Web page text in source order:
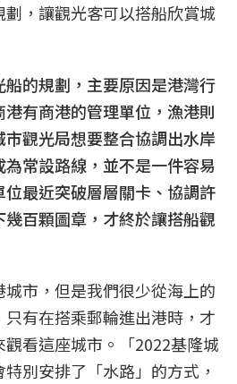
，讓觀光客可以搭船欣賞城
的規劃，主要原因是港灣行
有商港的管理單位，漁港則
觀光局想要整合協調出水岸
常設路線，並不是一件容易
最近突破層層關卡、協調許
百顆圖章，才終於讓搭船觀
市，但是我們很少從海上的
有在搭乘郵輪進出港時，才
看這座城市。「2022基隆城
別安排了「水路」的方式，